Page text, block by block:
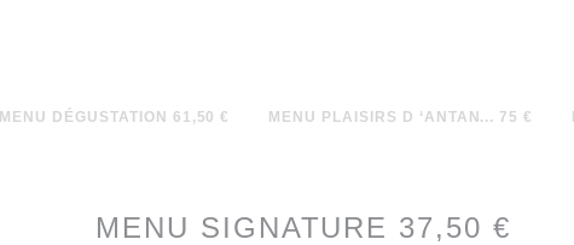
MENU DÉGUSTATION 61,50 € MENU PLAISIRS D ‘ANTAN... 75 €
MENU SIGNATURE 37,50 €